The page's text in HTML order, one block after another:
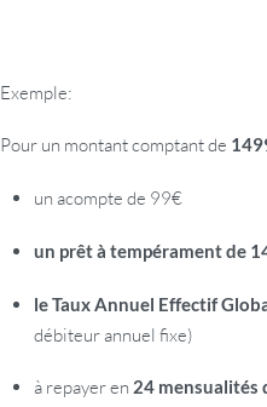
Exemple:
Pour un montant comptant de
un acompte de 99€
un prêt à tempérament de
le Taux Annuel Effectif
débiteur annuel fixe)
à repayer en24 mensualités